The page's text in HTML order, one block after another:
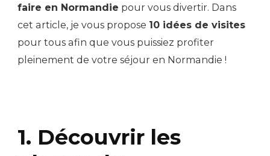
faire en Normandie pour vous divertir. Dans
cet article, je vous propose 10 idées de visites
pour tous afin que vous puissiez profiter
pleinement de votre séjour en Normandie !
1. Découvrir les